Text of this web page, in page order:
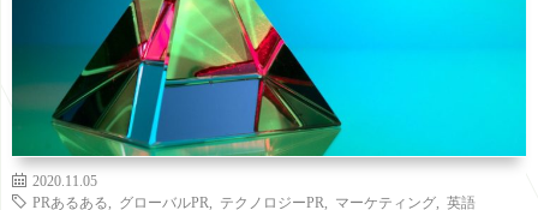
2020.11.05
PRあるある
グローバルPR テクノロジーPR マーケティング 英語